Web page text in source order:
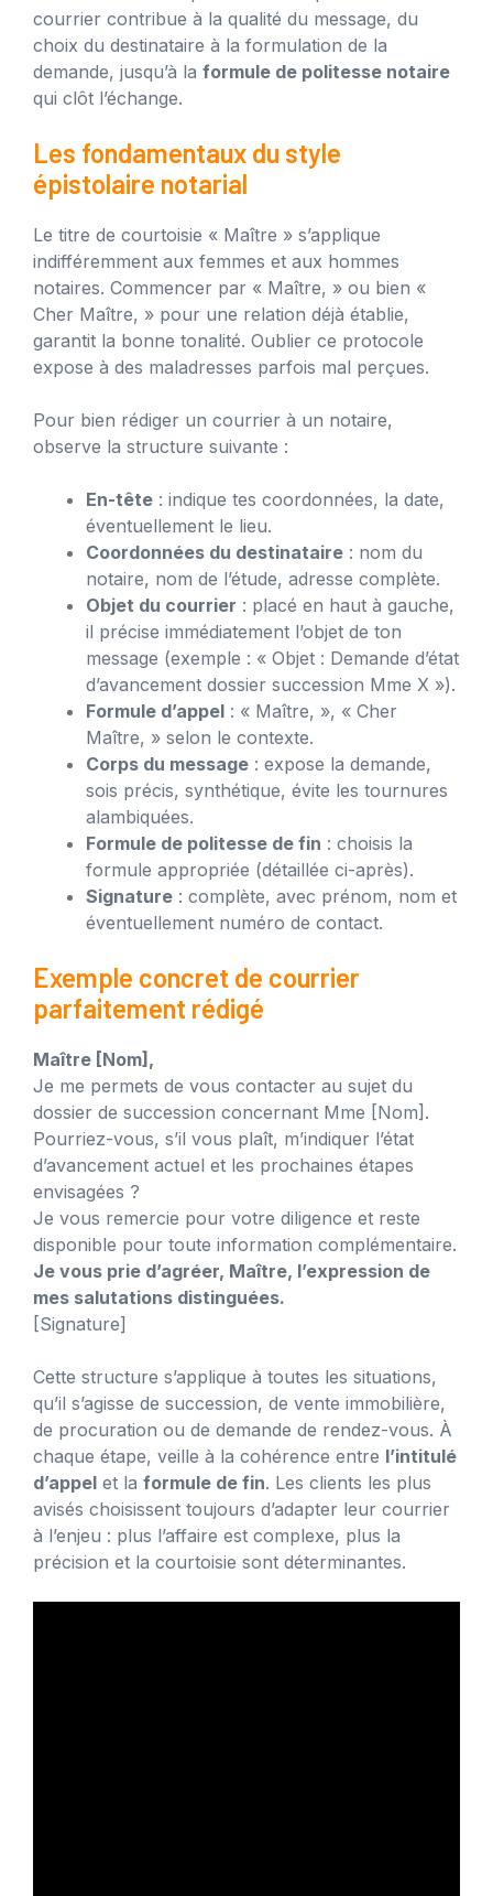
courrier contribue à la qualité du message, du
choix du destinataire à la formulation de la
demande, jusqu’à la formule de politesse notaire
qui clôt l’échange.
Les fondamentaux du style
épistolaire notarial
Le titre de courtoisie « Maître » s’applique
indifféremment aux femmes et aux hommes
notaires. Commencer par « Maître, » ou bien «
Cher Maître, » pour une relation déjà établie,
garantit la bonne tonalité. Oublier ce protocole
expose à des maladresses parfois mal perçues.
Pour bien rédiger un courrier à un notaire,
observe la structure suivante :
En-tête : indique tes coordonnées, la date,
éventuellement le lieu.
Coordonnées du destinataire : nom du
notaire, nom de l’étude, adresse complète.
Objet du courrier : placé en haut à gauche,
il précise immédiatement l’objet de ton
message (exemple : « Objet : Demande d’état
d’avancement dossier succession Mme X »).
Formule d’appel : « Maître, », « Cher
Maître, » selon le contexte.
Corps du message : expose la demande,
sois précis, synthétique, évite les tournures
alambiquées.
Formule de politesse de fin : choisis la
formule appropriée (détaillée ci-après).
Signature : complète, avec prénom, nom et
éventuellement numéro de contact.
Exemple concret de courrier
parfaitement rédigé
Maître [Nom],
Je me permets de vous contacter au sujet du
dossier de succession concernant Mme [Nom].
Pourriez-vous, s’il vous plaît, m’indiquer l’état
d’avancement actuel et les prochaines étapes
envisagées ?
Je vous remercie pour votre diligence et reste
disponible pour toute information complémentaire.
Je vous prie d’agréer, Maître, l’expression de
mes salutations distinguées.
[Signature]
Cette structure s’applique à toutes les situations,
qu’il s’agisse de succession, de vente immobilière,
de procuration ou de demande de rendez-vous. À
chaque étape, veille à la cohérence entre l’intitulé
d’appel et la formule de fin. Les clients les plus
avisés choisissent toujours d’adapter leur courrier
à l’enjeu : plus l’affaire est complexe, plus la
précision et la courtoisie sont déterminantes.